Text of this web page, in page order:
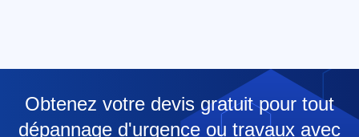
Obtenez votre devis gratuit pour tout
dépannage d'urgence ou travaux avec